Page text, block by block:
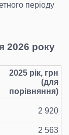
періоду
2026 року
2025 рік, грн
(для
порівняння)
2 920
2 563